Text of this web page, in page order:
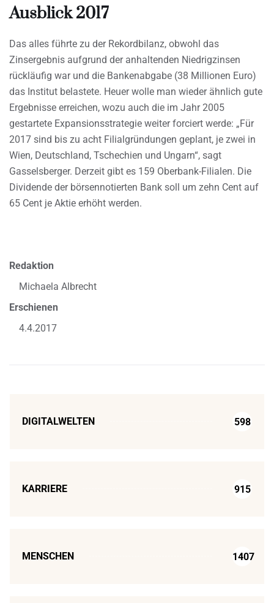
Ausblick 2017
Das alles führte zu der Rekordbilanz, obwohl das
Zinsergebnis aufgrund der anhaltenden Niedrigzinsen
rückläufig war und die Bankenabgabe (38 Millionen Euro)
das Institut belastete. Heuer wolle man wieder ähnlich gute
Ergebnisse erreichen, wozu auch die im Jahr 2005
gestartete Expansionsstrategie weiter forciert werde: „Für
2017 sind bis zu acht Filialgründungen geplant, je zwei in
Wien, Deutschland, Tschechien und Ungarn“, sagt
Gasselsberger. Derzeit gibt es 159 Oberbank-Filialen. Die
Dividende der börsennotierten Bank soll um zehn Cent auf
65 Cent je Aktie erhöht werden.
Redaktion
Michaela Albrecht
Erschienen
4.4.2017
DIGITALWELTEN 598
KARRIERE 915
MENSCHEN 1407